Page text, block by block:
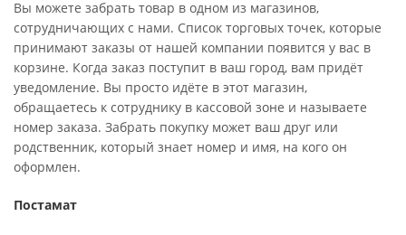
Вы можете забрать товар в одном из магазинов,
сотрудничающих с нами. Список торговых точек, которые
принимают заказы от нашей компании появится у вас в
корзине. Когда заказ поступит в ваш город, вам придёт
уведомление. Вы просто идёте в этот магазин,
обращаетесь к сотруднику в кассовой зоне и называете
номер заказа. Забрать покупку может ваш друг или
родственник, который знает номер и имя, на кого он
оформлен.
Постамат